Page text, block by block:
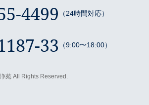
4499 （24時間対応）
33 （9:00〜18:00）
苑 All Rights Reserved.